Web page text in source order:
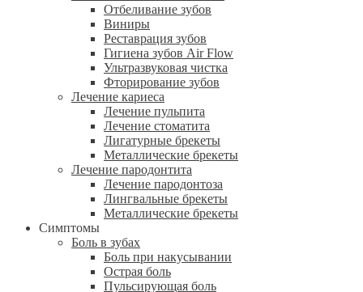
Отбеливание зубов
Виниры
Реставрация зубов
Гигиена зубов Air Flow
Ультразвуковая чистка
Фторирование зубов
Лечение кариеса
Лечение пульпита
Лечение стоматита
Лигатурные брекеты
Металлические брекеты
Лечение пародонтита
Лечение пародонтоза
Лингвальные брекеты
Металлические брекеты
Симптомы
Боль в зубах
Боль при накусывании
Острая боль
Пульсирующая боль